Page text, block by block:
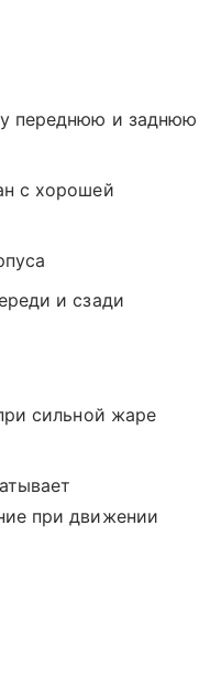
переднюю и заднюю
с хорошей
и сзади
сильной жаре
при движении